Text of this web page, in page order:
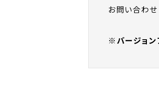
お問い合わせ
※バージョン